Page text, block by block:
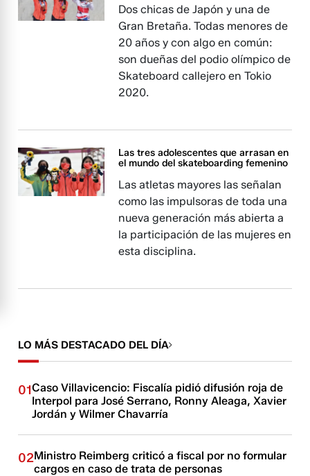
Dos chicas de Japón y una de
Gran Bretaña. Todas menores de
20 años y con algo en común:
son dueñas del podio olímpico de
Skateboard callejero en Tokio
2020.
Las tres adolescentes que arrasan en
el mundo del skateboarding femenino
Las atletas mayores las señalan
como las impulsoras de toda una
nueva generación más abierta a
la participación de las mujeres en
esta disciplina.
LO MÁS DESTACADO DEL DÍA
01Caso Villavicencio: Fiscalía pidió difusión roja de
Interpol para José Serrano, Ronny Aleaga, Xavier
Jordán y Wilmer Chavarría
02Ministro Reimberg criticó a fiscal por no formular
cargos en caso de trata de personas